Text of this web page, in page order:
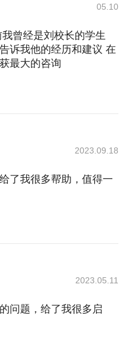
05.10
曾经是刘校长的学生
诉我他的经历和建议 在
最大的咨询
2023.09.18
了我很多帮助，值得一
2023.05.11
问题，给了我很多启